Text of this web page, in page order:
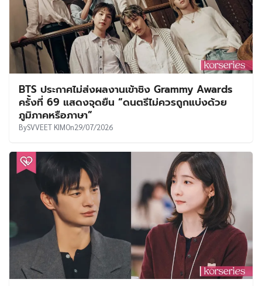
BTS ประกาศไม่ส่งผลงานเข้าชิง Grammy Awards
ครั้งที่ 69 แสดงจุดยืน “ดนตรีไม่ควรถูกแบ่งด้วย
ภูมิภาคหรือภาษา”
BySVVEET KIMOn29/07/2026